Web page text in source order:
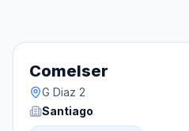
Comelser
G Diaz 2
Santiago